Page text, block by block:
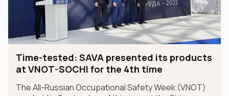
Time-tested: SAVA presented its products
at VNOT-SOCHI for the 4th time
The All-Russian Occupational Safety Week (VNOT)